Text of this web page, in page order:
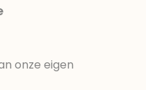
onze eigen